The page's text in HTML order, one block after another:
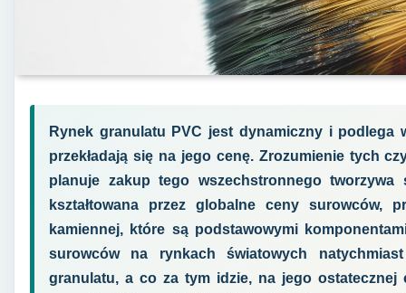
Rynek granulatu PVC jest dynamiczny i podlega
przekładają się na jego cenę. Zrozumienie tych
planuje zakup tego wszechstronnego
kształtowana przez globalne ceny surowców,
kamiennej, które są podstawowymi
surowców na rynkach światowych
granulatu, a co za tym idzie, na jego